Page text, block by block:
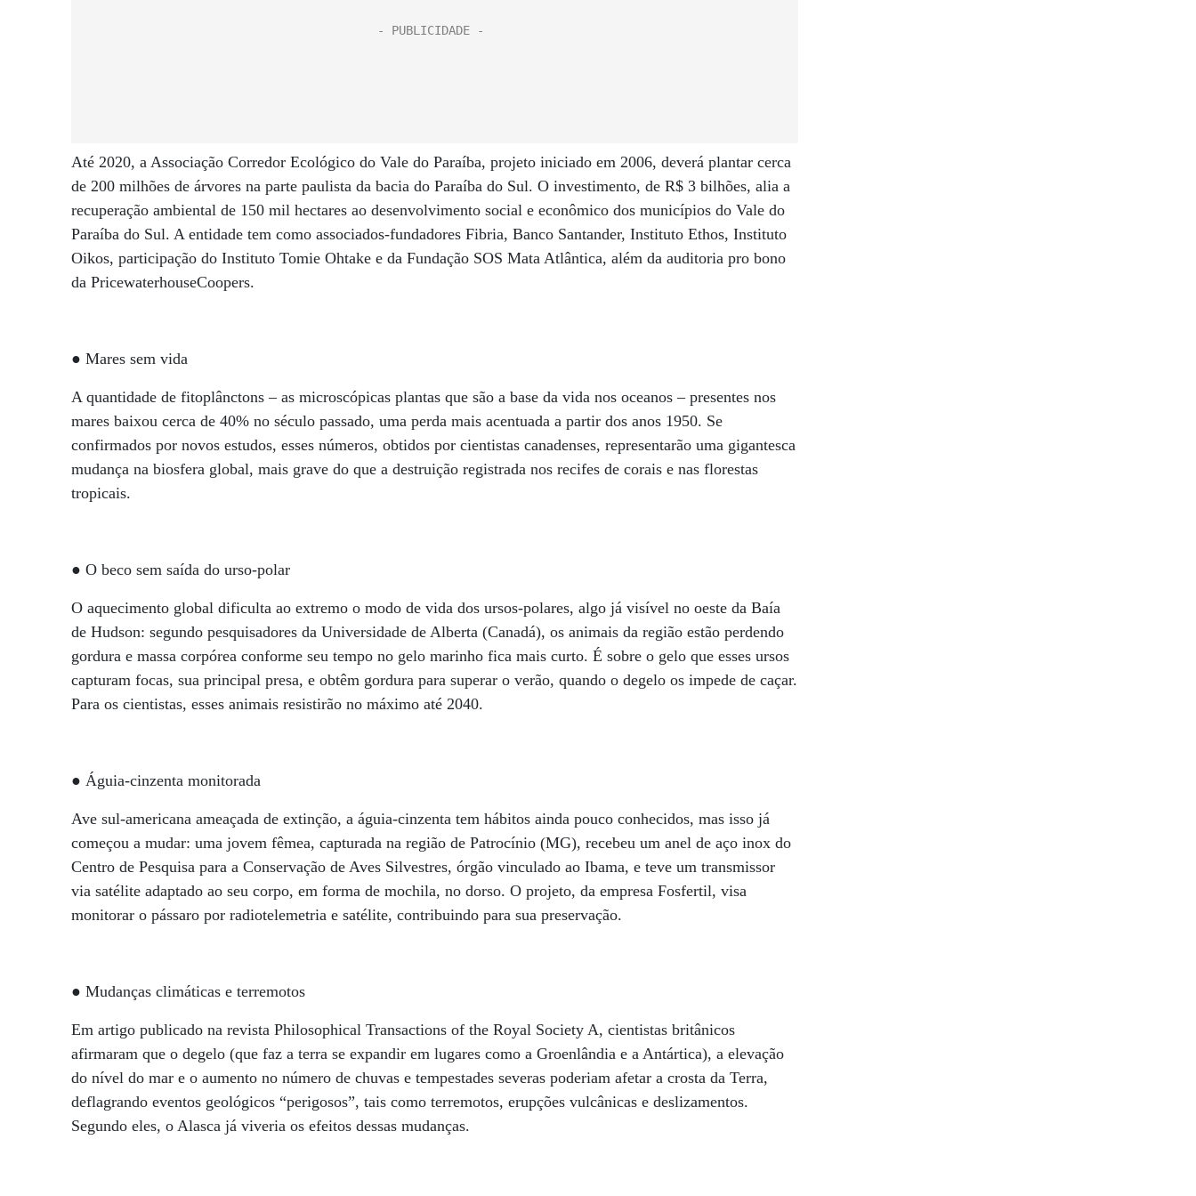
Até 2020, a Associação Corredor Ecológico do Vale do Paraíba, projeto iniciado em 2006, deverá plantar cerca
de 200 milhões de árvores na parte paulista da bacia do Paraíba do Sul. O investimento, de R$ 3 bilhões, alia a
recuperação ambiental de 150 mil hectares ao desenvolvimento social e econômico dos municípios do Vale do
Paraíba do Sul. A entidade tem como associados-fundadores Fibria, Banco Santander, Instituto Ethos, Instituto
Oikos, participação do Instituto Tomie Ohtake e da Fundação SOS Mata Atlântica, além da auditoria pro bono
da PricewaterhouseCoopers.
● Mares sem vida
A quantidade de fitoplânctons – as microscópicas plantas que são a base da vida nos oceanos – presentes nos
mares baixou cerca de 40% no século passado, uma perda mais acentuada a partir dos anos 1950. Se
confirmados por novos estudos, esses números, obtidos por cientistas canadenses, representarão uma gigantesca
mudança na biosfera global, mais grave do que a destruição registrada nos recifes de corais e nas florestas
tropicais.
● O beco sem saída do urso-polar
O aquecimento global dificulta ao extremo o modo de vida dos ursos-polares, algo já visível no oeste da Baía
de Hudson: segundo pesquisadores da Universidade de Alberta (Canadá), os animais da região estão perdendo
gordura e massa corpórea conforme seu tempo no gelo marinho fica mais curto. É sobre o gelo que esses ursos
capturam focas, sua principal presa, e obtêm gordura para superar o verão, quando o degelo os impede de caçar.
Para os cientistas, esses animais resistirão no máximo até 2040.
● Águia-cinzenta monitorada
Ave sul-americana ameaçada de extinção, a águia-cinzenta tem hábitos ainda pouco conhecidos, mas isso já
começou a mudar: uma jovem fêmea, capturada na região de Patrocínio (MG), recebeu um anel de aço inox do
Centro de Pesquisa para a Conservação de Aves Silvestres, órgão vinculado ao Ibama, e teve um transmissor
via satélite adaptado ao seu corpo, em forma de mochila, no dorso. O projeto, da empresa Fosfertil, visa
monitorar o pássaro por radiotelemetria e satélite, contribuindo para sua preservação.
● Mudanças climáticas e terremotos
Em artigo publicado na revista Philosophical Transactions of the Royal Society A, cientistas britânicos
afirmaram que o degelo (que faz a terra se expandir em lugares como a Groenlândia e a Antártica), a elevação
do nível do mar e o aumento no número de chuvas e tempestades severas poderiam afetar a crosta da Terra,
deflagrando eventos geológicos “perigosos”, tais como terremotos, erupções vulcânicas e deslizamentos.
Segundo eles, o Alasca já viveria os efeitos dessas mudanças.